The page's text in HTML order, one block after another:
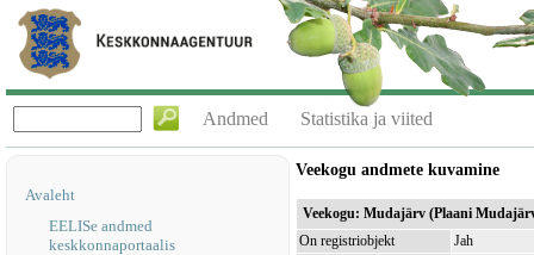
Andmed Statistika ja viited
Avaleht
EELISe andmed
keskkonnaportaalis
Veekogu andmete kuvamine
Veekogu: Mudajärv (Plaani
On registriobjekt
Jah